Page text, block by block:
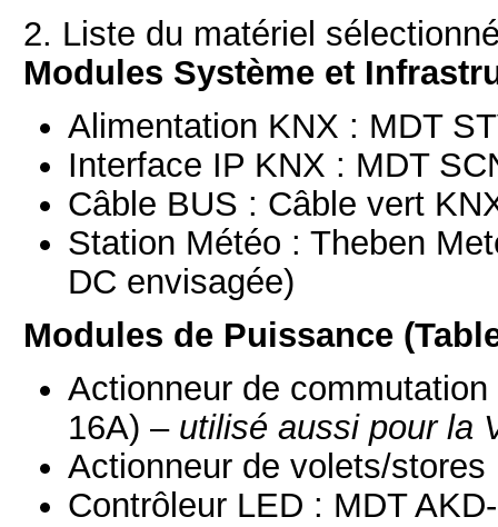
2. Liste du matériel
Modules Système et
Alimentation KNX : MDT
Interface IP KNX : MDT
Câble BUS : Câble vert
Station Météo : Theben
DC envisagée)
Modules de Puissance
Actionneur de
16A) – utilisé aussi pour la
Actionneur de volets/
Contrôleur LED : MDT